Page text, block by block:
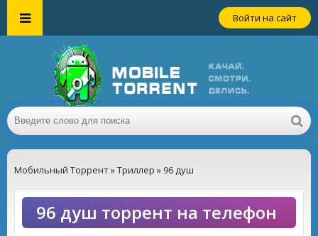
Войти на сайт
Мобильный Торрент»Триллер » 96 душ
96 душ торрент на телефон